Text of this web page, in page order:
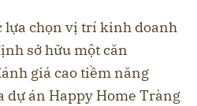
lựa chọn vị trí kinh doanh
sở hữu một căn
giá cao tiềm năng
dự án Happy Home Tràng